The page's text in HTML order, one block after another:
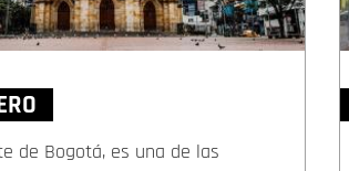
de Bogotá, es una de las